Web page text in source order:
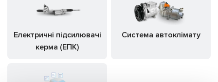
Електричні підсилювачі
керма (ЕПК)
Система автоклімату